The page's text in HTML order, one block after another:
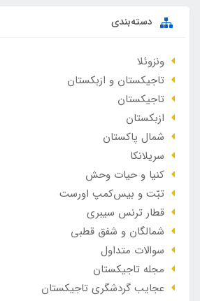
دسته‌بندی
ونزوئلا
تاجیکستان و ازبکستان
تاجیکستان
ازبکستان
شمال پاکستان
سریلانکا
کنیا و حیات وحش
تبّت و بیس‌کمپ اورست
قطار ترنس سیبری
شمالگان و شفق قطبی
سوالات متداول
مجله تاجیکستان
عجایب گردشگری تاجیکستان